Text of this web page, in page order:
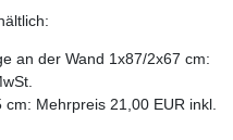
an der Wand 1x87/2x67 cm:
Mehrpreis 21,00 EUR inkl.